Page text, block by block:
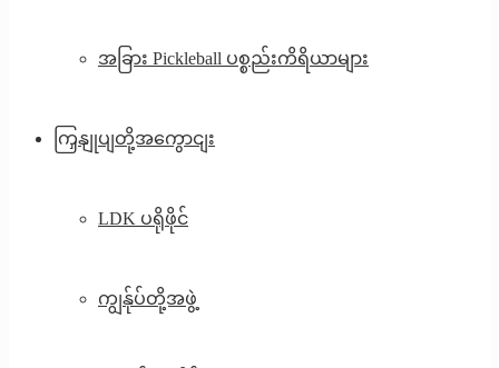
အခြား Pickleball ပစ္စည်းကိရိယာများ
ကြှနျုပျတို့အကွောငျး
LDK ပရိုဖိုင်
ကျွန်ုပ်တို့အဖွဲ့